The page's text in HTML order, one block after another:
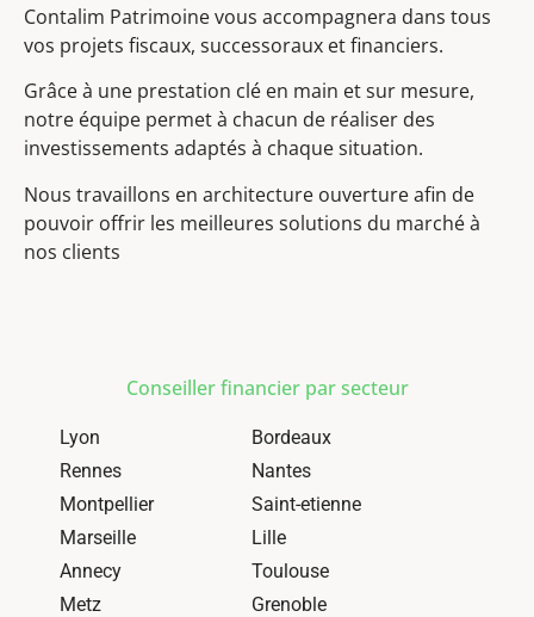
Contalim Patrimoine vous accompagnera dans tous
vos projets fiscaux, successoraux et financiers.
Grâce à une prestation clé en main et sur mesure,
notre équipe permet à chacun de réaliser des
investissements adaptés à chaque situation.
Nous travaillons en architecture ouverture afin de
pouvoir offrir les meilleures solutions du marché à
nos clients
Conseiller financier par secteur
Lyon
Bordeaux
Rennes
Nantes
Montpellier
Saint-etienne
Marseille
Lille
Annecy
Toulouse
Metz
Grenoble